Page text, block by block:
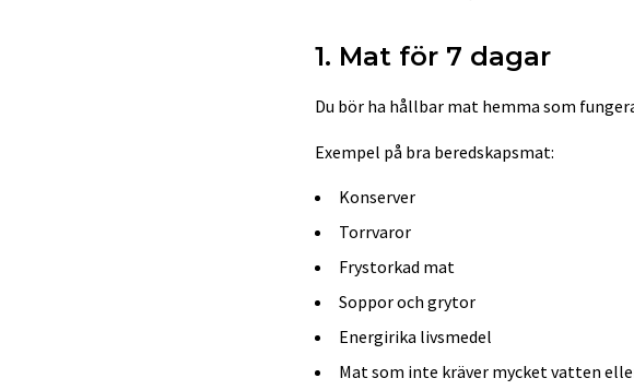
1. Mat för 7 dagar
Du bör ha hållbar mat hemma som
Exempel på bra beredskapsmat:
Konserver
Torrvaror
Frystorkad mat
Soppor och grytor
Energirika livsmedel
Mat som inte kräver mycket vatten